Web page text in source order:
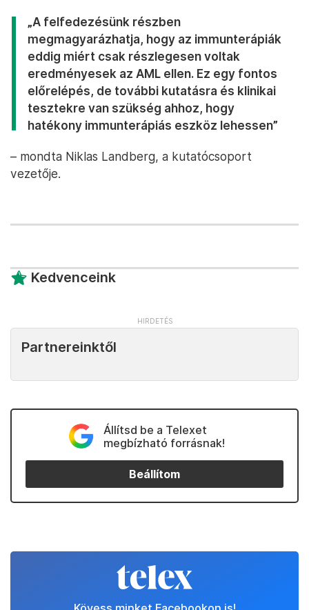
„A felfedezésünk részben
megmagyarázhatja, hogy az immunterápiák
eddig miért csak részlegesen voltak
eredményesek az AML ellen. Ez egy fontos
előrelépés, de további kutatásra és klinikai
tesztekre van szükség ahhoz, hogy
hatékony immunterápiás eszköz lehessen”
– mondta Niklas Landberg, a kutatócsoport
vezetője.
Kedvenceink
Partnereinktől
Állítsd be a Telexet
megbízható forrásnak!
Beállítom